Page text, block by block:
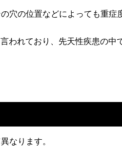
穴の位置などによっても重症
言われており、先天性疾患の中
なります。